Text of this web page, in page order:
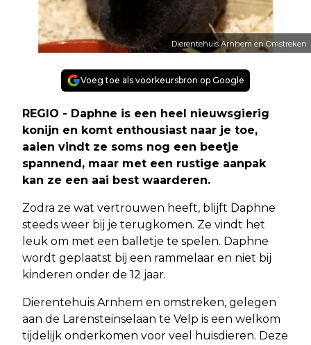
Dierentehuis Arnhem en Omstreken
Voeg toe als voorkeursbron op Google
REGIO - Daphne is een heel nieuwsgierig
konijn en komt enthousiast naar je toe,
aaien vindt ze soms nog een beetje
spannend, maar met een rustige aanpak
kan ze een aai best waarderen.
Zodra ze wat vertrouwen heeft, blijft Daphne
steeds weer bij je terugkomen. Ze vindt het
leuk om met een balletje te spelen. Daphne
wordt geplaatst bij een rammelaar en niet bij
kinderen onder de 12 jaar.
Dierentehuis Arnhem en omstreken, gelegen
aan de Larensteinselaan te Velp is een welkom
tijdelijk onderkomen voor veel huisdieren. Deze